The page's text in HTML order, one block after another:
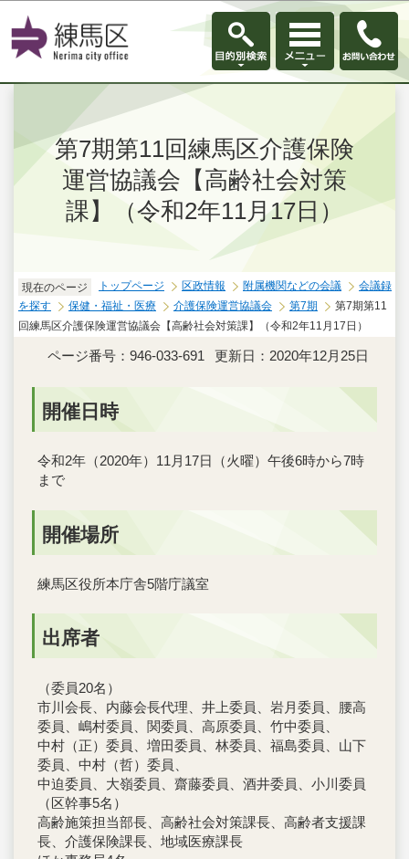
このページの本文へ移動
第7期第11回練馬区介護保険
運営協議会【高齢社会対策
課】（令和2年11月17日）
現在のページ トップページ 区政情報 附属機関などの会議
会議録
を探す
保健・福祉・医療 介護保険運営協議会 第7期
第7期第11
回練馬区介護保険運営協議会【高齢社会対策課】（令和2年11月17日）
ページ番号：946-033-691 更新日：2020年12月25日
開催日時
令和2年（2020年）11月17日（火曜）午後6時から7時
まで
開催場所
練馬区役所本庁舎5階庁議室
出席者
（委員20名）
市川会長、内藤会長代理、井上委員、岩月委員、腰高
委員、嶋村委員、関委員、高原委員、竹中委員、
中村（正）委員、増田委員、林委員、福島委員、山下
委員、中村（哲）委員、
中迫委員、大嶺委員、齋藤委員、酒井委員、小川委員
（区幹事5名）
高齢施策担当部長、高齢社会対策課長、高齢者支援課
長、介護保険課長、地域医療課長